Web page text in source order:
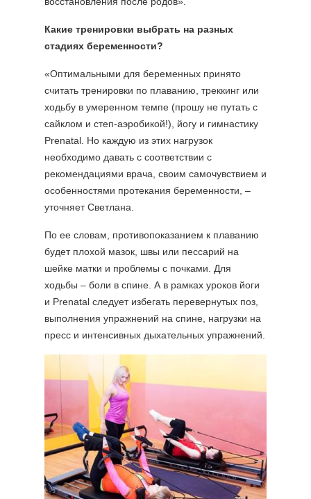
Какие тренировки выбрать на разных
стадиях беременности?
«Оптимальными для беременных принято
считать тренировки по плаванию, треккинг или
ходьбу в умеренном темпе (прошу не путать с
сайклом и степ-аэробикой!), йогу и гимнастику
Prenatal. Но каждую из этих нагрузок
необходимо давать с соответствии с
рекомендациями врача, своим самочувствием и
особенностями протекания беременности, –
уточняет Светлана.
По ее словам, противопоказанием к плаванию
будет плохой мазок, швы или пессарий на
шейке матки и проблемы с почками. Для
ходьбы – боли в спине. А в рамках уроков йоги
и Prenatal следует избегать перевернутых поз,
выполнения упражнений на спине, нагрузки на
пресс и интенсивных дыхательных упражнений.